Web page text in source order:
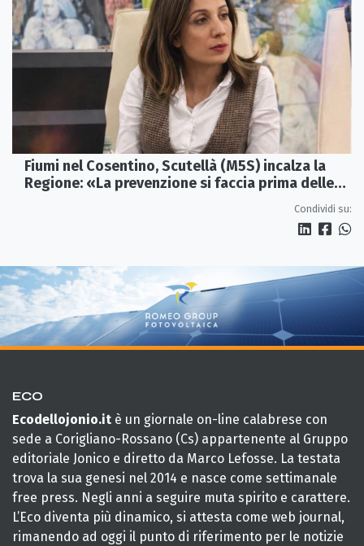
Fiumi nel Cosentino, Scutellà (M5S) incalza la
Regione: «La prevenzione si faccia prima delle
Condividi su:
ECO
Ecodellojonio.it è un giornale on-line calabrese con
sede a Corigliano-Rossano (Cs) appartenente al Gruppo
editoriale Jonico e diretto da Marco Lefosse. La testata
trova la sua genesi nel 2014 e nasce come settimanale
free press. Negli anni a seguire muta spirito e carattere.
L’Eco diventa più dinamico, si attesta come web journal,
rimanendo ad oggi il punto di riferimento per le notizie